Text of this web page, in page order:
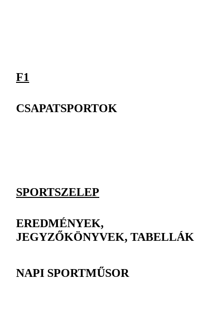
F1
CSAPATSPORTOK
SPORTSZELEP
EREDMÉNYEK,
JEGYZŐKÖNYVEK, TABELLÁK
NAPI SPORTMŰSOR